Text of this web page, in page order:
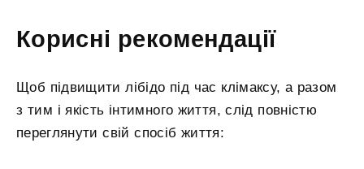
Корисні рекомендації
Щоб підвищити лібідо під час клімаксу, а разом
з тим і якість інтимного життя, слід повністю
переглянути свій спосіб життя: